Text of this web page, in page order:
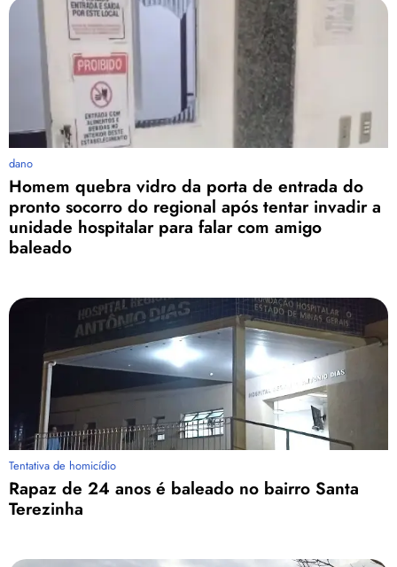
dano
Homem quebra vidro da porta de entrada do
pronto socorro do regional após tentar invadir a
unidade hospitalar para falar com amigo
baleado
Tentativa de homicídio
Rapaz de 24 anos é baleado no bairro Santa
Terezinha